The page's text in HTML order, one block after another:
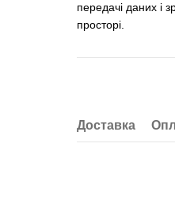
передачі даних і
просторі.
Доставка